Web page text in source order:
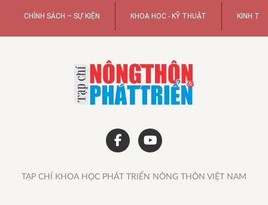
CHÍNH SÁCH – SỰ KIỆN KHOA HỌC - KỸ THUẬT KINH TẾ
TẠP CHÍ KHOA HỌC PHÁT TRIỂN NÔNG THÔN VIỆT NAM